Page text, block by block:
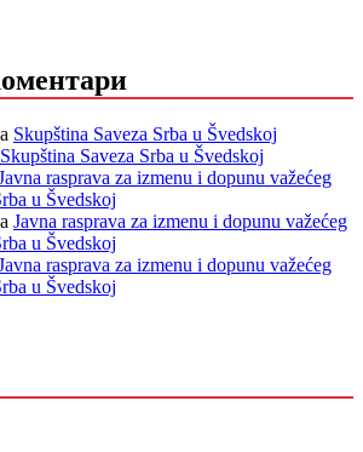
Skupština Saveza Srba u Švedskoj
Skupština Saveza Srba u Švedskoj
rasprava za izmenu i dopunu važećeg
u Švedskoj
Javna rasprava za izmenu i dopunu važećeg
u Švedskoj
rasprava za izmenu i dopunu važećeg
u Švedskoj